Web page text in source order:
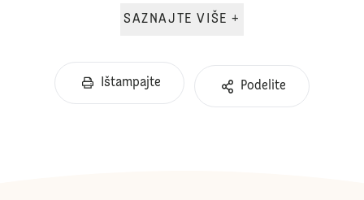
SAZNAJTE VIŠE +
Ištampajte Podelite